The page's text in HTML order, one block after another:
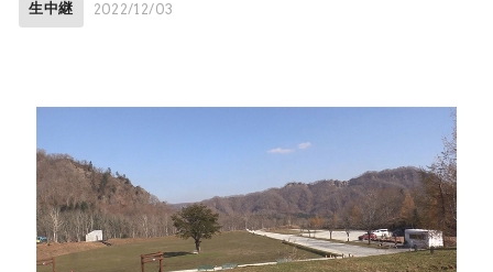
生中継 2022/12/03